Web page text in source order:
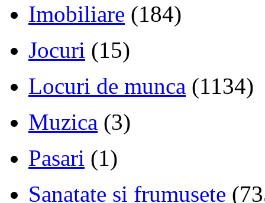
Imobiliare (184)
Jocuri (15)
Locuri de munca (1134)
Muzica (3)
Pasari (1)
Sanatate si frumusete